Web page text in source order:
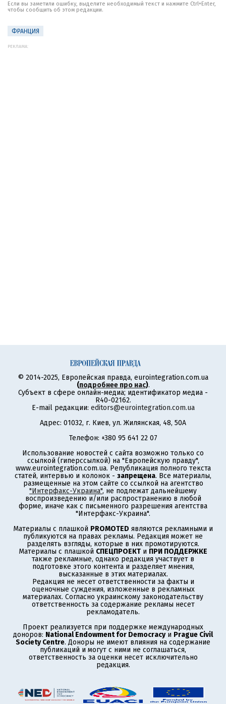
Если вы заметили ошибку, выделите необходимый текст и нажмите Ctrl+Enter,
чтобы сообщить об этом редакции.
ФРАНЦИЯ
РЕКЛАМА:
© 2014-2025, Европейская правда, eurointegration.com.ua
(подробнее про нас).
Субъект в сфере онлайн-медиа; идентификатор медиа -
R40-02162.
E-mail редакции: editors@eurointegration.com.ua
Адрес: 01032, г. Киев, ул. Жилянская, 48, 50А
Телефон: +380 95 641 22 07
Использование новостей с сайта возможно только со
ссылкой (гиперссылкой) на "Европейскую правду",
www.eurointegration.com.ua. Републикация полного текста
статей, интервью и колонок - запрещена. Все материалы,
размещенные на этом сайте со ссылкой на агентство
"Интерфакс-Украина", не подлежат дальнейшему
воспроизведению и/или распространению в любой
форме, иначе как с письменного разрешения агентства
"Интерфакс-Украина".
Материалы с плашкой PROMOTED являются рекламными и
публикуются на правах рекламы. Редакция может не
разделять взгляды, которые в них промотируются.
Материалы с плашкой СПЕЦПРОЕКТ и ПРИ ПОДДЕРЖКЕ
также рекламные, однако редакция участвует в
подготовке этого контента и разделяет мнения,
высказанные в этих материалах.
Редакция не несет ответственности за факты и
оценочные суждения, изложенные в рекламных
материалах. Согласно украинскому законодательству
ответственность за содержание рекламы несет
рекламодатель.
Проект реализуется при поддержке международных
доноров: National Endowment for Democracyи Prague Civil
Society Centre. Доноры не имеют влияния на содержание
публикаций и могут с ними не соглашаться,
ответственность за оценки несет исключительно
редакция.